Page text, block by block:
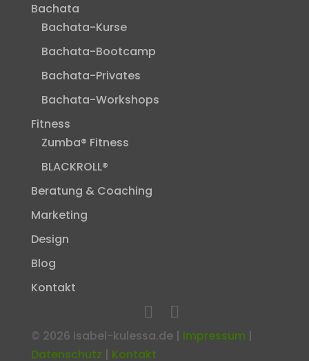
Bachata
Bachata-Kurse
Bachata-Bootcamp
Bachata-Privates
Bachata-Workshops
Fitness
Zumba® Fitness
BLACKROLL®
Beratung & Coaching
Marketing
Design
Blog
Kontakt
© 2026 isabel-kulessa.de | Impressum |
Datenschutz | Kontakt